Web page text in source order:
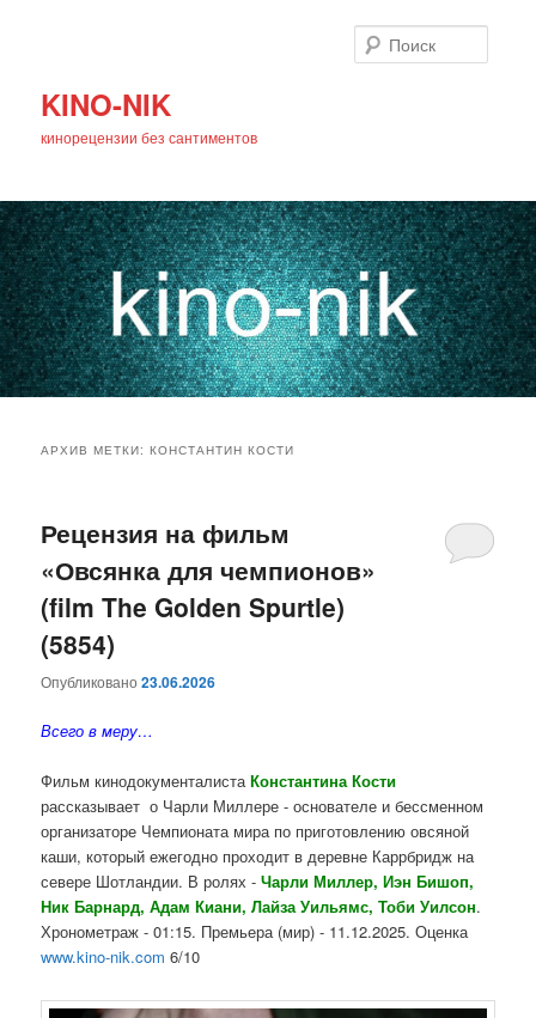
KINO-NIK
кинорецензии без сантиментов
основному
содержимому
дополнительному
содержимому
АРХИВ МЕТКИ:КОНСТАНТИН КОСТИ
Рецензия на фильм
«Овсянка для чемпионов»
(film The Golden Spurtle)
(5854)
Опубликовано23.06.2026
Всего в меру…
Фильм кинодокументалистаКонстантина Кости
рассказывает о Чарли Миллере - основателе и бессменном
организаторе Чемпионата мира по приготовлению овсяной
каши, который ежегодно проходит в деревне Каррбридж на
севере Шотландии. В ролях -Чарли Миллер, Иэн Бишоп,
Ник Барнард, Адам Киани, Лайза Уильямс, Тоби Уилсон.
Хронометраж - 01:15. Премьера (мир) - 11.12.2025. Оценка
www.kino-nik.com 6/10